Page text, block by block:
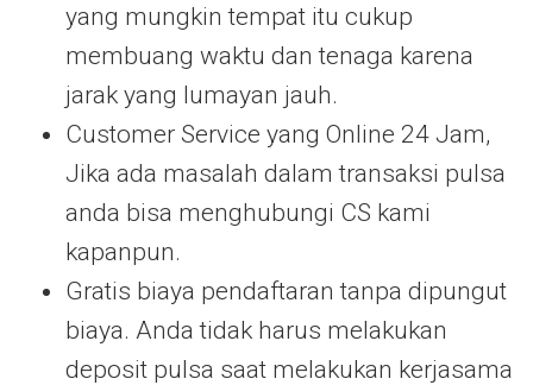
yang mungkin tempat itu cukup
membuang waktu dan tenaga karena
jarak yang lumayan jauh.
Customer Service yang Online 24 Jam,
Jika ada masalah dalam transaksi pulsa
anda bisa menghubungi CS kami
kapanpun.
Gratis biaya pendaftaran tanpa dipungut
biaya. Anda tidak harus melakukan
deposit pulsa saat melakukan kerjasama